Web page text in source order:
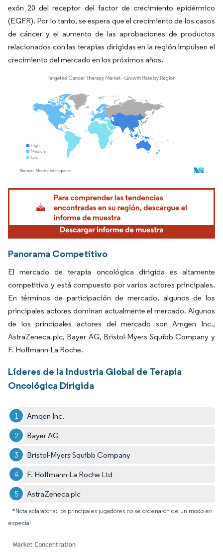
exón 20 del receptor del factor de crecimiento epidérmico
(EGFR). Por lo tanto, se espera que el crecimiento de los casos
de cáncer y el aumento de las aprobaciones de productos
relacionados con las terapias dirigidas en la región impulsen el
crecimiento del mercado en los próximos años.
Imagen © Mordor Intelligence. El uso requiere atribución según CC BY 4.0.
Panorama Competitivo
El mercado de terapia oncológica dirigida es altamente
competitivo y está compuesto por varios actores principales.
En términos de participación de mercado, algunos de los
principales actores dominan actualmente el mercado. Algunos
de los principales actores del mercado son Amgen Inc.,
AstraZeneca plc, Bayer AG, Bristol-Myers Squibb Company y
F. Hoffmann-La Roche.
Líderes de la Industria Global de Terapia
Oncológica Dirigida
Amgen Inc.
Bayer AG
Bristol-Myers Squibb Company
F. Hoffmann-La Roche Ltd
AstraZeneca plc
*Nota aclaratoria: los principales jugadores no se ordenaron de un modo en
especial